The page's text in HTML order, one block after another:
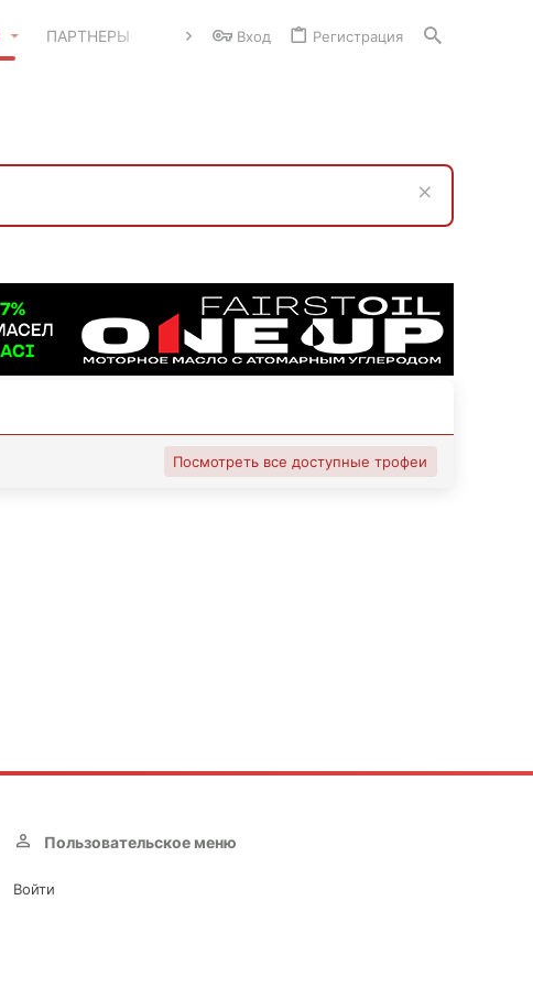
ПАРТНЕРЫ Вход Регистрация
Посмотреть все доступные трофеи
Пользовательское меню
Войти